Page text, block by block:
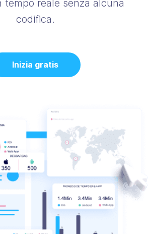
tempo reale senza alcuna
codifica.
Inizia gratis